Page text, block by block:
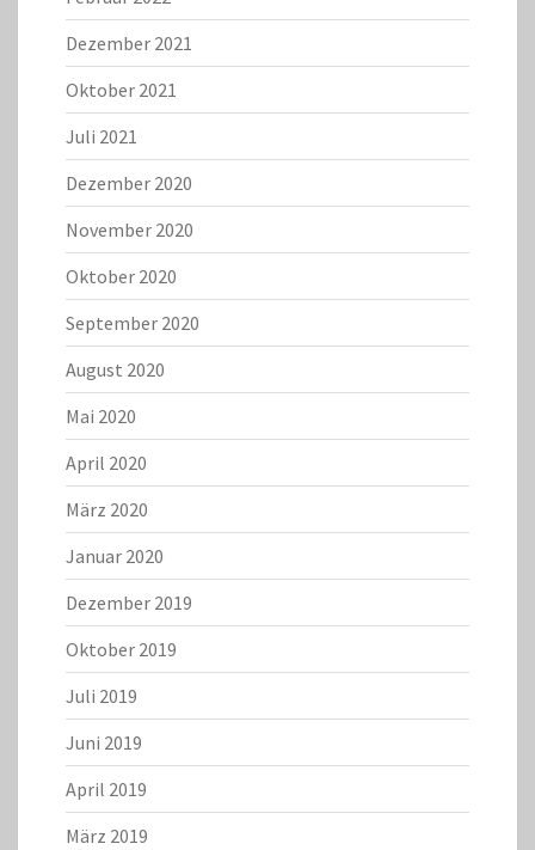
Dezember 2021
Oktober 2021
Juli 2021
Dezember 2020
November 2020
Oktober 2020
September 2020
August 2020
Mai 2020
April 2020
März 2020
Januar 2020
Dezember 2019
Oktober 2019
Juli 2019
Juni 2019
April 2019
März 2019